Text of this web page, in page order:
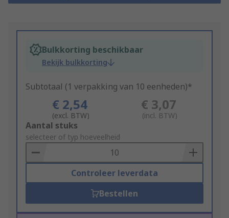
Bulkkorting beschikbaar
Bekijk bulkkorting
Subtotaal (1 verpakking van 10 eenheden)*
€ 2,54
(excl. BTW)
€ 3,07
(incl. BTW)
Add
to
Basket
Aantal stuks
selecteer of typ hoeveelheid
Controleer leverdata
Bestellen